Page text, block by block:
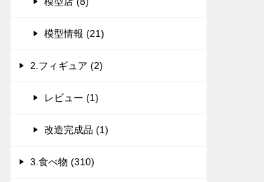
模型情報 (21)
2.フィギュア (2)
レビュー (1)
改造完成品 (1)
3.食べ物 (310)